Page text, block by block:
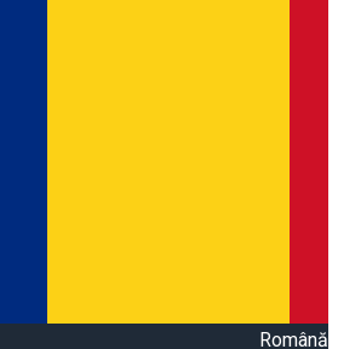
Română